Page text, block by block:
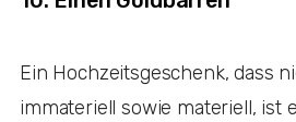
Ein Hochzeitsgeschenk, dass
immateriell sowie materiell, ist